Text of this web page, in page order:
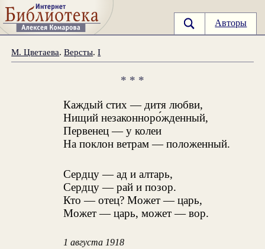
Авторы
М. Цветаева.Версты.I
* * *
Каждый стих — дитя любви,
Нищий незаконноро́жденный,
Первенец — у колеи
На поклон ветрам — положенный.
Сердцу — ад и алтарь,
Сердцу — рай и позор.
Кто — отец? Может — царь,
Может — царь, может — вор.
1 августа 1918